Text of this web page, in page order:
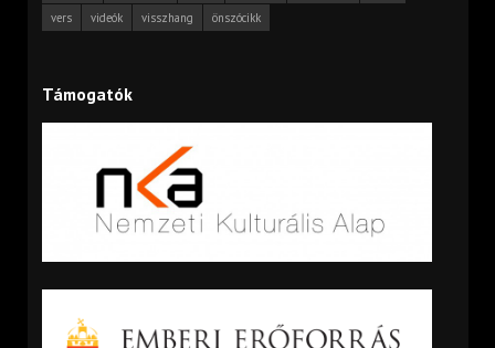
vers
videók visszhang önszócikk
Támogatók